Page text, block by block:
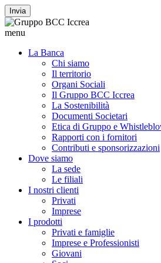
Invia
menu
La Banca
Chi siamo
Il territorio
Organi Sociali
Il Gruppo BCC Iccrea
La Sostenibilità
Documenti Societari
Etica di Gruppo e
Rapporti con i fornitori
Contributi e sponsorizzazioni
Dove siamo
La sede
Le filiali
I nostri clienti
Privati
Imprese
I prodotti
Privati e famiglie
Imprese e Professionisti
Giovani